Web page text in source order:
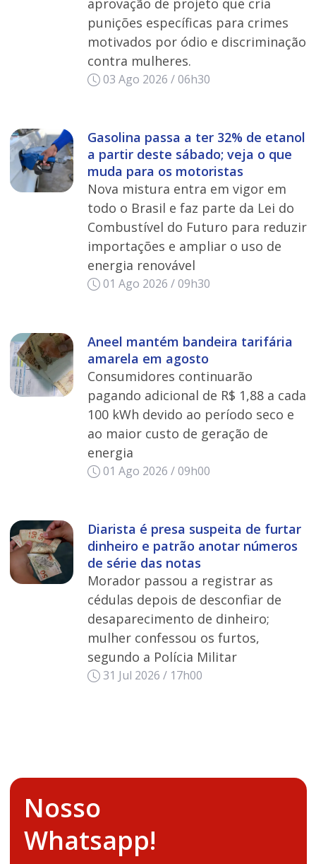
aprovação de projeto que cria
punições específicas para crimes
motivados por ódio e discriminação
contra mulheres.
03 Ago 2026 / 06h30
Gasolina passa a ter 32% de etanol
a partir deste sábado; veja o que
muda para os motoristas
Nova mistura entra em vigor em
todo o Brasil e faz parte da Lei do
Combustível do Futuro para reduzir
importações e ampliar o uso de
energia renovável
01 Ago 2026 / 09h30
Aneel mantém bandeira tarifária
amarela em agosto
Consumidores continuarão
pagando adicional de R$ 1,88 a cada
100 kWh devido ao período seco e
ao maior custo de geração de
energia
01 Ago 2026 / 09h00
Diarista é presa suspeita de furtar
dinheiro e patrão anotar números
de série das notas
Morador passou a registrar as
cédulas depois de desconfiar de
desaparecimento de dinheiro;
mulher confessou os furtos,
segundo a Polícia Militar
31 Jul 2026 / 17h00
Nosso
Whatsapp!